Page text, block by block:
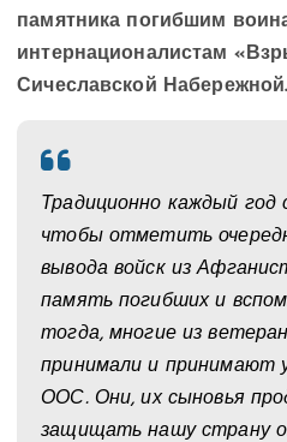
памятника погибшим
интернационалистам
Сичеславской Набережной.
Традиционно каждый год
чтобы отметить
вывода войск из
память погибших и
тогда, многие из
принимали и принимают
ООС. Они, их сыновья
защищать нашу страну